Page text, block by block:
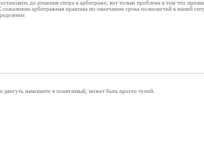
до решения спора в арбитраже, вот только проблема в том что
сожалению арбитражная практика по окончанию срока полномочий к нашей
двигуть намекните я понятливый, может быть просто тупой.